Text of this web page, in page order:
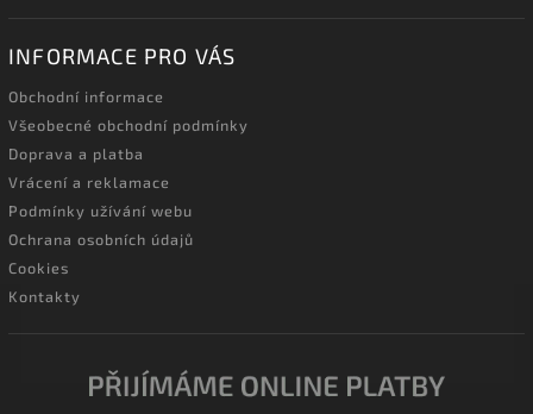
INFORMACE PRO VÁS
Obchodní informace
Všeobecné obchodní podmínky
Doprava a platba
Vrácení a reklamace
Podmínky užívání webu
Ochrana osobních údajů
Cookies
Kontakty